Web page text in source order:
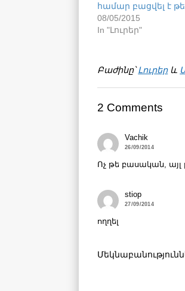
համար բացվել է
08/05/2015
In "Լուրեր"
Բաժինը՝Լուրերև
2 Comments
Vachik
26/09/2014
Ոչ թե բասական, այլ
stiop
27/09/2014
ողղել